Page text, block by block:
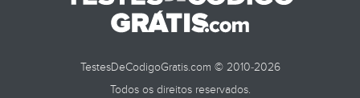
TestesDeCodigoGratis.com © 2010-2026
Todos os direitos reservados.